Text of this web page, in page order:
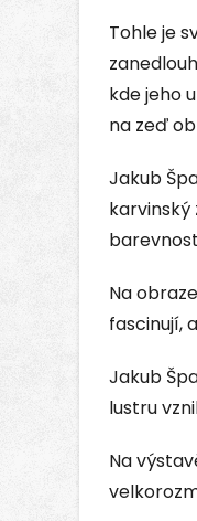
Tohle je
kde jeho
na zeď
Jakub
Na
fascinují,
Jakub
lustru
Na